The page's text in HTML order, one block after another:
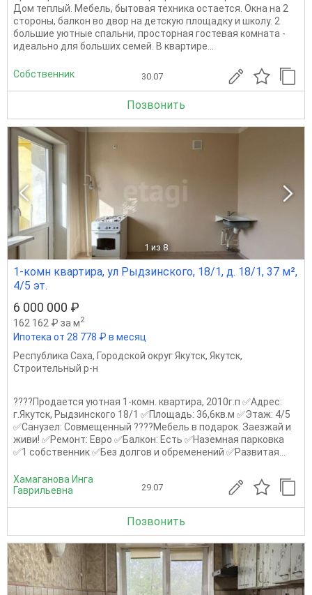
Дом теплый. Мебель, бытовая техника остается. Окна на 2
стороны, балкон во двор на детскую площадку и школу. 2
большие уютные спальни, просторная гостевая комната -
идеально для больших семей. В квартире...
Собственник 30.07
Позвонить
1 из 8
1-комн квартира, ул Рыдзинского, 18/1, д. 18/1, 37 м²,
4/5 эт.
6 000 000 ₽
162 162 ₽ за м2
Ипотека от 28 778 ₽ в месяц
Республика Саха, Городской округ Якутск, Якутск,
Строительный р-н
????Продается уютная 1-комн. квартира, 2010г.п ✅Адрес:
г.Якутск, Рыдзинского 18/1 ✅Площадь: 36,6кв.м ✅Этаж: 4/5
✅Санузел: Совмещенный ????Мебель в подарок. Заезжай и
живи! ✅Ремонт: Евро ✅Балкон: Есть ✅Наземная парковка
✅1 собственник ✅Без долгов и обременений ✅Развитая...
Хамаганова Инга
Гаврильевна
29.07
Позвонить